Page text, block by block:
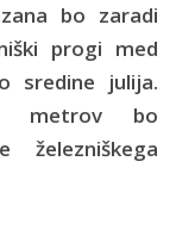
bo zaradi
progi med
sredine julija.
metrov bo
železniškega